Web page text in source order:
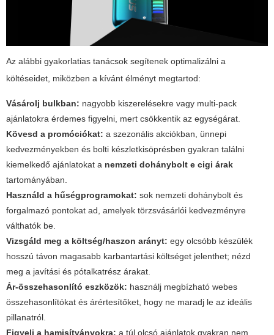
Az alábbi gyakorlatias tanácsok segítenek optimalizálni a
költéseidet, miközben a kívánt élményt megtartod:
Vásárolj bulkban: nagyobb kiszerelésekre vagy multi-pack
ajánlatokra érdemes figyelni, mert csökkentik az egységárat.
Kövesd a promóciókat: a szezonális akciókban, ünnepi
kedvezményekben és bolti készletkisöprésben gyakran találni
kiemelkedő ajánlatokat a nemzeti dohánybolt e cigi árak
tartományában.
Használd a hűségprogramokat: sok nemzeti dohánybolt és
forgalmazó pontokat ad, amelyek törzsvásárlói kedvezményre
válthatók be.
Vizsgáld meg a költség/haszon arányt: egy olcsóbb készülék
hosszú távon magasabb karbantartási költséget jelenthet; nézd
meg a javítási és pótalkatrész árakat.
Ár-összehasonlító eszközök: használj megbízható webes
összehasonlítókat és árértesítőket, hogy ne maradj le az ideális
pillanatról.
Figyelj a hamisítványokra: a túl olcsó ajánlatok gyakran nem